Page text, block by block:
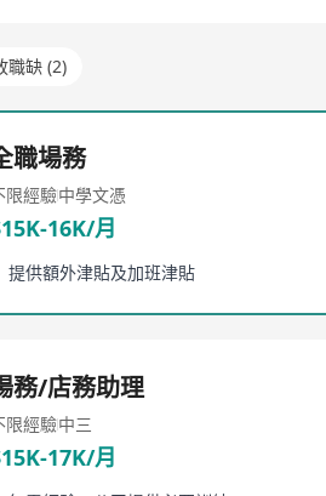
職缺 (2)
職場務
限經驗中學文憑
16K/月
提供額外津貼及加班津貼
務/店務助理
限經驗中三
17K/月